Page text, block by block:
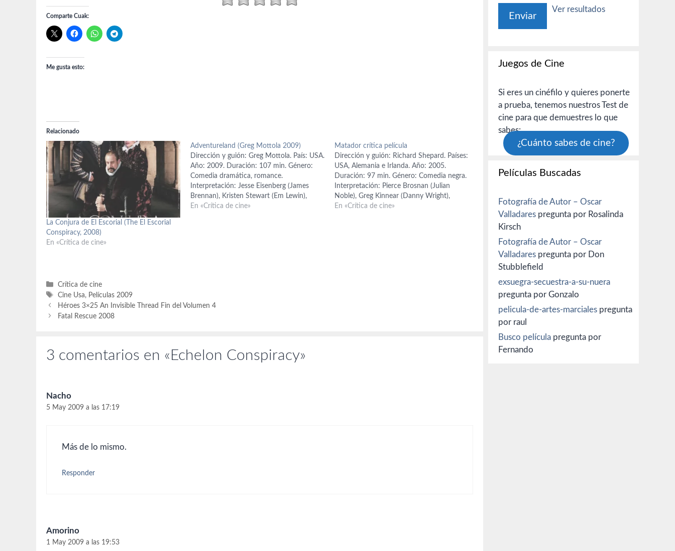
Comparte Cuak:
Me gusta esto:
Relacionado
La Conjura de El Escorial (The El Escorial
Conspiracy, 2008)
En «Crítica de cine»
Adventureland (Greg Mottola 2009)
Dirección y guión: Greg Mottola. País: USA.
Año: 2009. Duración: 107 min. Género:
Comedia dramática, romance.
Interpretación: Jesse Eisenberg (James
Brennan), Kristen Stewart (Em Lewin),
Martin Starr (Joel), Bill Hader (Bobby),
En «Crítica de cine»
Matador crítica película
Dirección y guión: Richard Shepard. Países:
USA, Alemania e Irlanda. Año: 2005.
Duración: 97 min. Género: Comedia negra.
Interpretación: Pierce Brosnan (Julian
Noble), Greg Kinnear (Danny Wright),
Hope Davis (Bean), Philip Baker Hall (Sr.
En «Crítica de cine»
Categorías
Crítica de cine
Etiquetas
Cine Usa, Películas 2009
Héroes 3×25 An Invisible Thread Fin del Volumen 4
Fatal Rescue 2008
3 comentarios en «Echelon Conspiracy»
Nacho
5 May 2009 a las 17:19
Más de lo mismo.
Responder
Amorino
1 May 2009 a las 19:53
Ver resultados
Juegos de Cine
Si eres un cinéfilo y quieres ponerte
a prueba, tenemos nuestros Test de
cine para que demuestres lo que
sabes:
¿Cuánto sabes de cine?
Películas Buscadas
Fotografía de Autor – Oscar
Valladares pregunta por Rosalinda
Kirsch
Fotografía de Autor – Oscar
Valladares pregunta por Don
Stubblefield
exsuegra-secuestra-a-su-nuera
pregunta por Gonzalo
pelicula-de-artes-marciales pregunta
por raul
Busco película pregunta por
Fernando